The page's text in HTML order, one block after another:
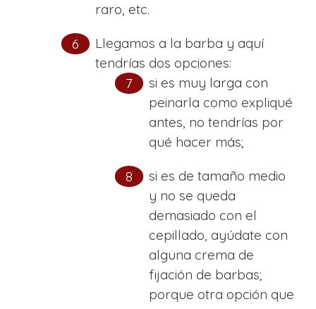
raro, etc.
Llegamos a la barba y aquí
tendrías dos opciones:
si es muy larga con
peinarla como expliqué
antes, no tendrías por
qué hacer más;
si es de tamaño medio
y no se queda
demasiado con el
cepillado, ayúdate con
alguna crema de
fijación de barbas;
porque otra opción que